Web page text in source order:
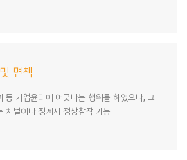
면책
등 기업윤리에 어긋나는 행위를 하였으나, 그
처벌이나 징계시 정상참작 가능